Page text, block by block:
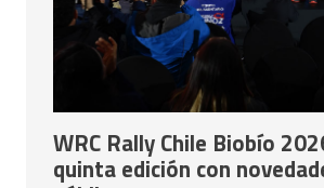
WRC Rally Chile Biobío
quinta edición con